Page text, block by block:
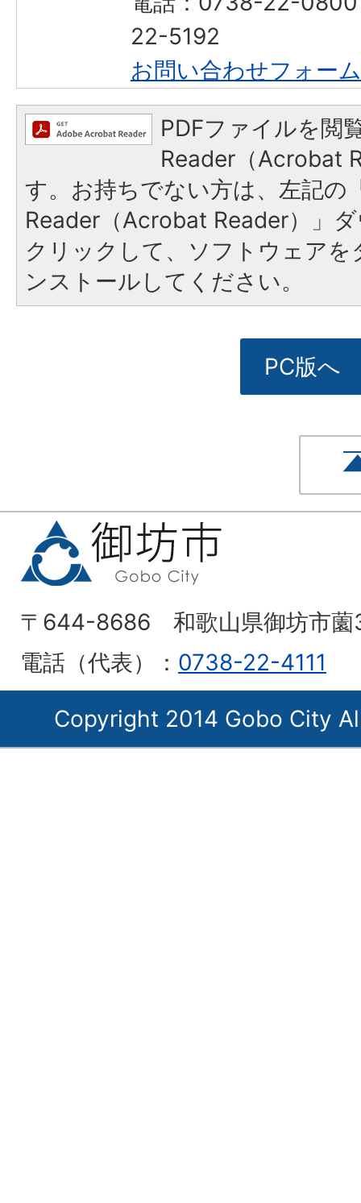
22-5192
お問い合わせフォーム
PDFファイルを閲
Reader（Acrobat
す。お持ちでない方は、左記の
Reader（Acrobat Reader）」
クリックして、ソフトウェア
ンストールしてください。
PC版へ
〒644-8686 和歌山県御坊市薗
電話（代表）： 0738-22-4111
Copyright 2014 Gobo City